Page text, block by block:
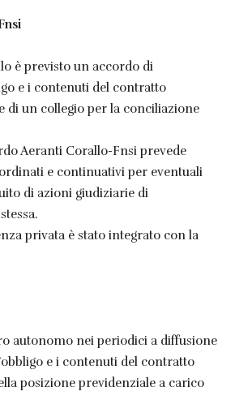
è previsto un accordo di
e i contenuti del contratto
di un collegio per la conciliazione
Aeranti Corallo-Fnsi prevede
e continuativi per eventuali
di azioni giudiziarie di
privata è stato integrato con la
autonomo nei periodici a diffusione
e i contenuti del contratto
posizione previdenziale a carico